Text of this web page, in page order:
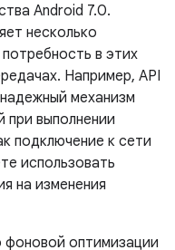
Android 7.0.
несколько
в этих
Например, API
механизм
при выполнении
подключение к сети
использовать
на изменения
оптимизации